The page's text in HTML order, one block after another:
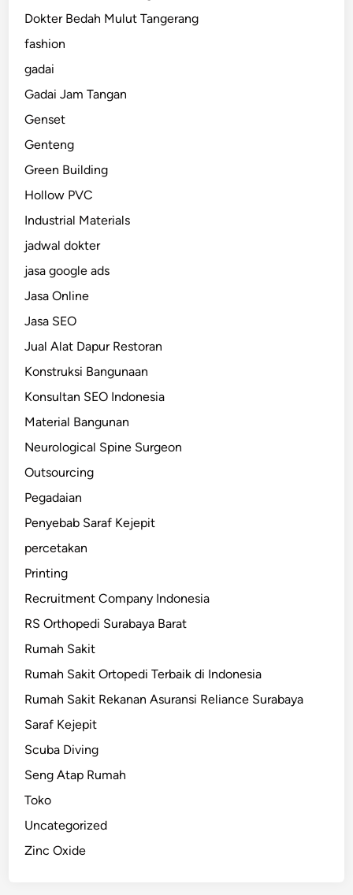
Dokter Bedah Mulut Tangerang
fashion
gadai
Gadai Jam Tangan
Genset
Genteng
Green Building
Hollow PVC
Industrial Materials
jadwal dokter
jasa google ads
Jasa Online
Jasa SEO
Jual Alat Dapur Restoran
Konstruksi Bangunaan
Konsultan SEO Indonesia
Material Bangunan
Neurological Spine Surgeon
Outsourcing
Pegadaian
Penyebab Saraf Kejepit
percetakan
Printing
Recruitment Company Indonesia
RS Orthopedi Surabaya Barat
Rumah Sakit
Rumah Sakit Ortopedi Terbaik di Indonesia
Rumah Sakit Rekanan Asuransi Reliance Surabaya
Saraf Kejepit
Scuba Diving
Seng Atap Rumah
Toko
Uncategorized
Zinc Oxide